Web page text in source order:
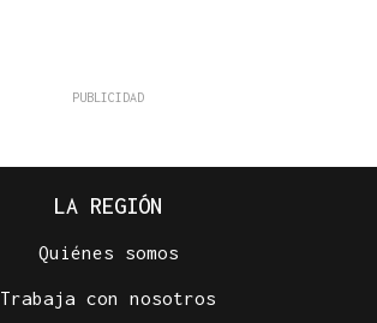
LA REGIÓN
Quiénes somos
Trabaja con nosotros